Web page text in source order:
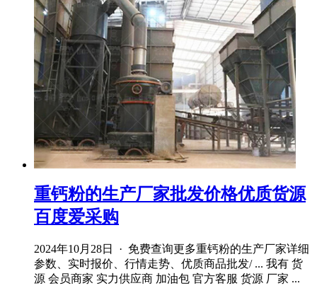
重钙粉的生产厂家批发价格优质货源
百度爱采购
2024年10月28日 · 免费查询更多重钙粉的生产厂家详细
参数、实时报价、行情走势、优质商品批发/ ... 我有 货
源 会员商家 实力供应商 加油包 官方客服 货源 厂家 ...